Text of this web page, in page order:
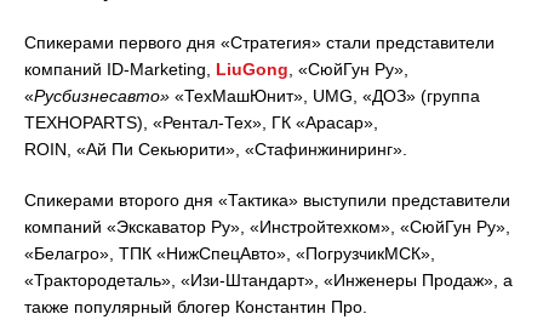
Спикерами первого дня «Стратегия» стали представители
компаний ID-Marketing, LiuGong , «СюйГун Ру»,
«Русбизнесавто» «ТехМашЮнит», UMG, «ДОЗ» (группа
ТЕХНОPARTS), «Рентал-Тех», ГК «Арасар»,
ROIN, «Ай Пи Секьюрити», «Стафинжиниринг».
Спикерами второго дня «Тактика» выступили представители
компаний «Экскаватор Ру», «Инстройтехком», «СюйГун Ру»,
«Белагро», ТПК «НижСпецАвто», «ПогрузчикМСК»,
«Трактородеталь», «Изи-Штандарт», «Инженеры Продаж», а
также популярный блогер Константин Про.